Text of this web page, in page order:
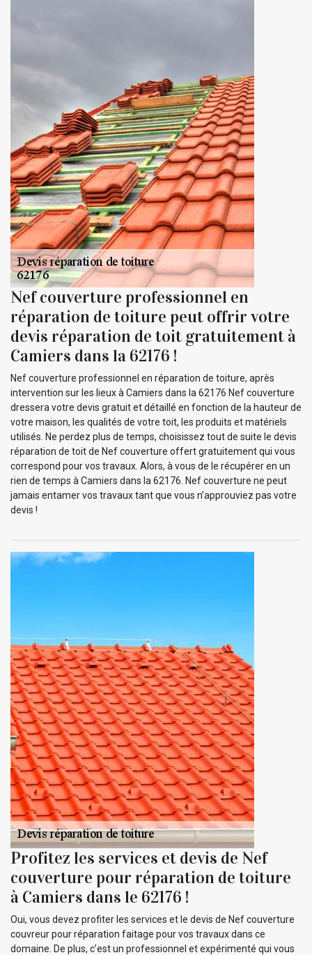
Nef couverture professionnel en
réparation de toiture peut offrir votre
devis réparation de toit gratuitement à
Camiers dans la 62176 !
Nef couverture professionnel en réparation de toiture, après
intervention sur les lieux à Camiers dans la 62176 Nef couverture
dressera votre devis gratuit et détaillé en fonction de la hauteur de
votre maison, les qualités de votre toit, les produits et matériels
utilisés. Ne perdez plus de temps, choisissez tout de suite le devis
réparation de toit de Nef couverture offert gratuitement qui vous
correspond pour vos travaux. Alors, à vous de le récupérer en un
rien de temps à Camiers dans la 62176. Nef couverture ne peut
jamais entamer vos travaux tant que vous n’approuviez pas votre
devis !
Profitez les services et devis de Nef
couverture pour réparation de toiture
à Camiers dans le 62176 !
Oui, vous devez profiter les services et le devis de Nef couverture
couvreur pour réparation faitage pour vos travaux dans ce
domaine. De plus, c’est un professionnel et expérimenté qui vous